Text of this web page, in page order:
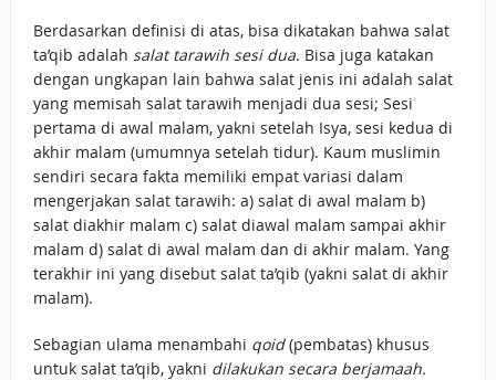
Berdasarkan definisi di atas, bisa dikatakan bahwa salat
ta’qib adalah salat tarawih sesi dua. Bisa juga katakan
dengan ungkapan lain bahwa salat jenis ini adalah salat
yang memisah salat tarawih menjadi dua sesi; Sesi
pertama di awal malam, yakni setelah Isya, sesi kedua di
akhir malam (umumnya setelah tidur). Kaum muslimin
sendiri secara fakta memiliki empat variasi dalam
mengerjakan salat tarawih: a) salat di awal malam b)
salat diakhir malam c) salat diawal malam sampai akhir
malam d) salat di awal malam dan di akhir malam. Yang
terakhir ini yang disebut salat ta’qib (yakni salat di akhir
malam).
Sebagian ulama menambahi qoid(pembatas) khusus
untuk salat ta’qib, yakni dilakukan secara berjamaah.